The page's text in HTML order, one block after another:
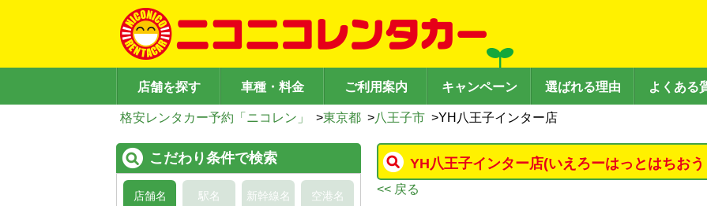
店舗を探す 車種・料金 ご利用案内 キャンペーン 選ばれる理由 よくある
格安レンタカー予約「ニコレン」 >東京都 >八王子市 >YH八王子インター店
YH八王子インター店(いえろーはっとはちお
<< 戻る
こだわり条件で検索
店舗名 駅名 新幹線名 空港名